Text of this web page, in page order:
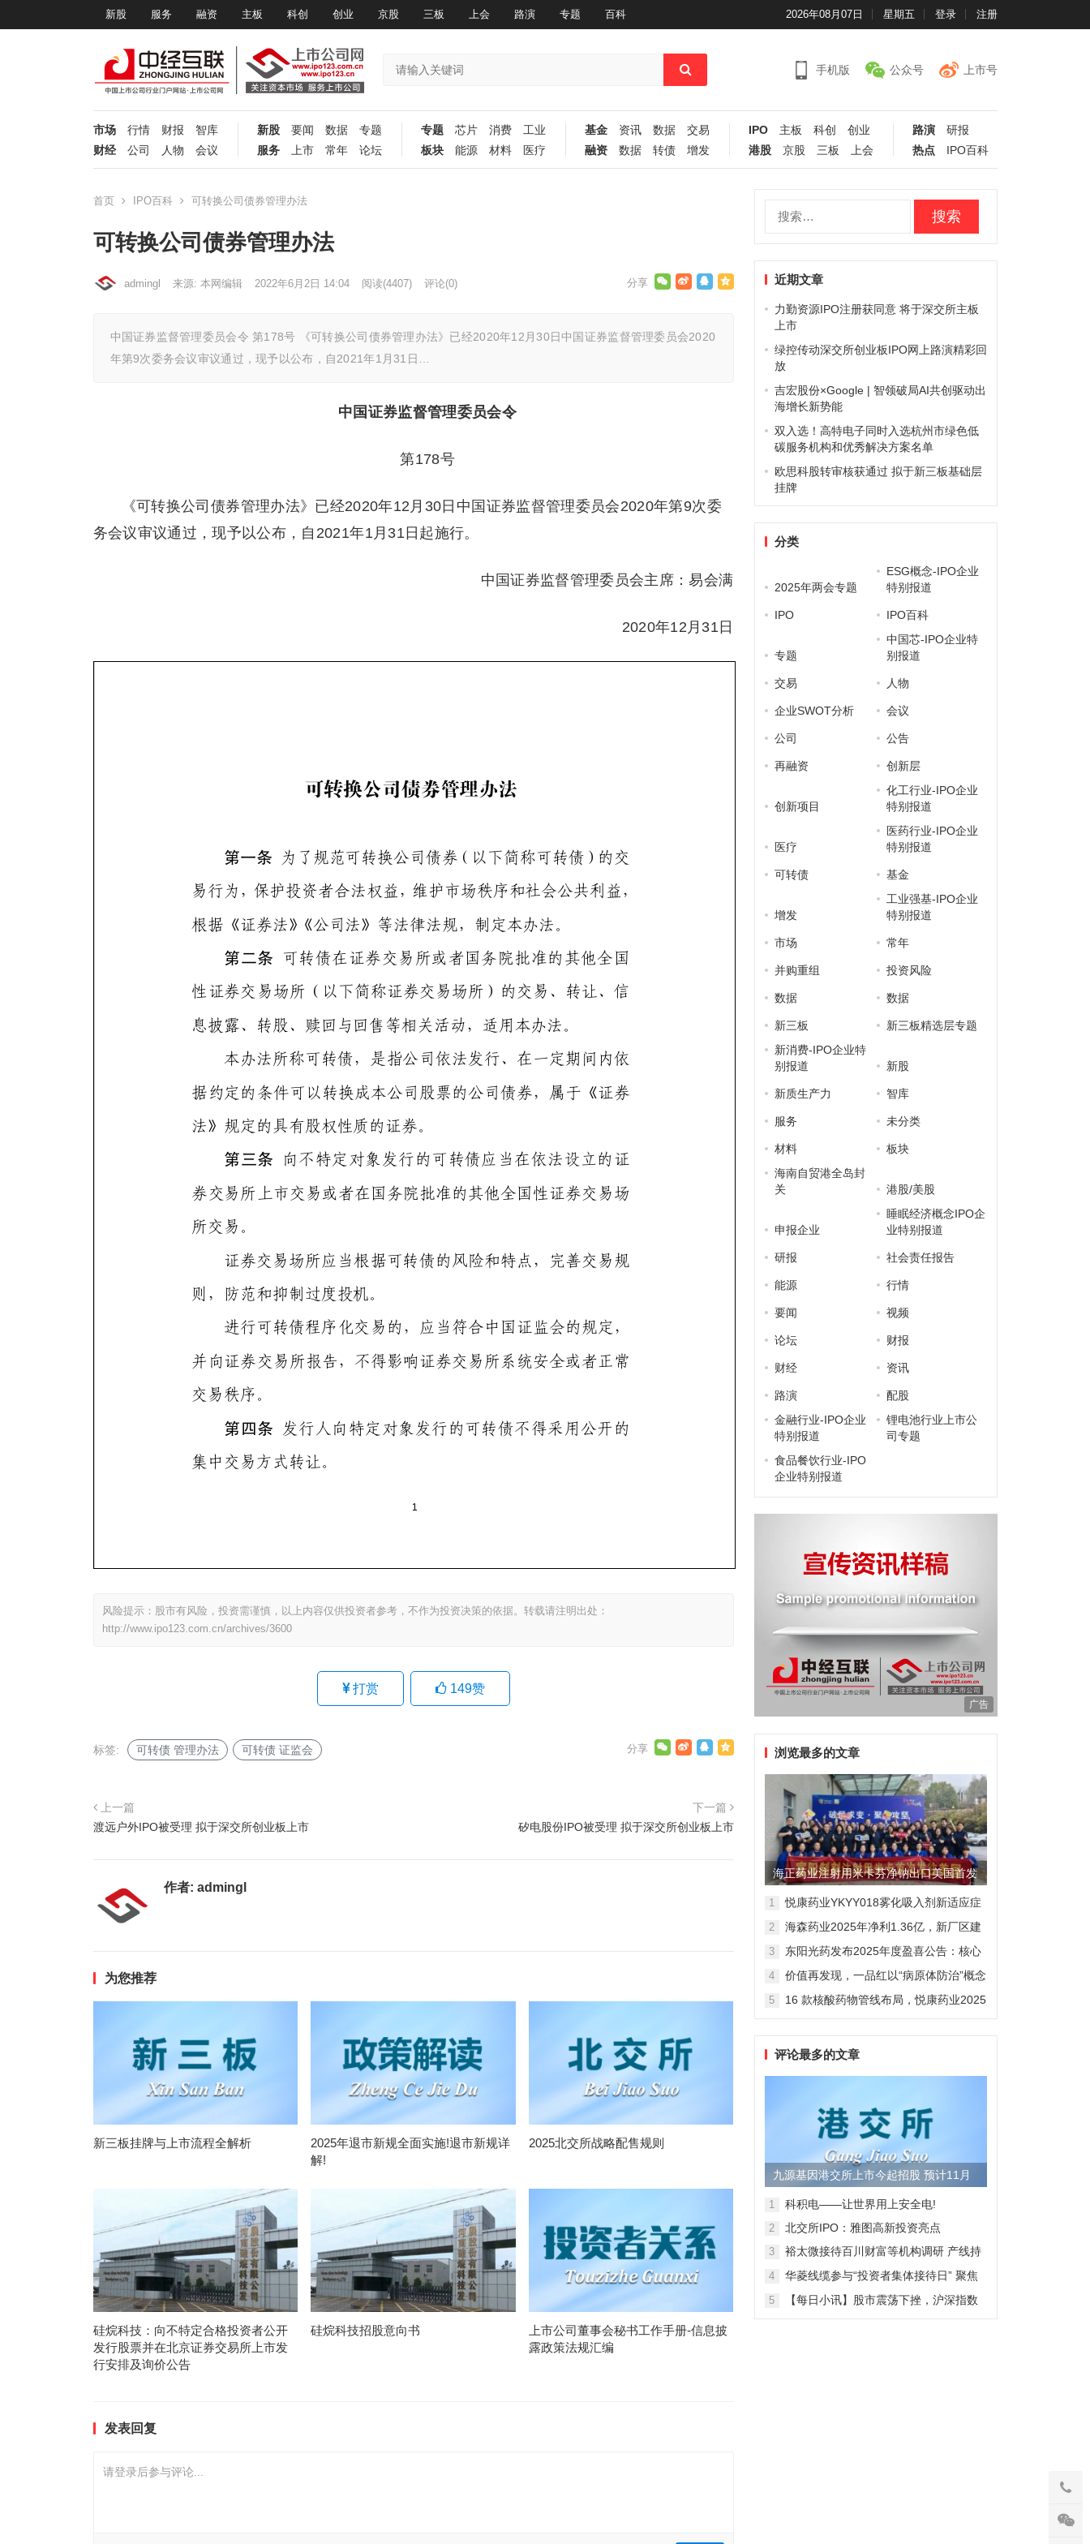
新股 服务 融资 主板 科创 创业 京股 三板 上会 路演 专题 百科 2026年08月07日 星期五 登录 注册
手机版 公众号 上市号
市场 行情 财报
智库
财经
公司 人物 会议
新股 要闻 数据
专题
服务
上市 常年 论坛
专题 芯片 消费
工业
板块
能源 材料 医疗
基金 资讯 数据
交易
融资
数据 转债 增发
IPO 主板 科创
创业
港股
京股 三板 上会
路演
研报
热点
IPO百科
首页 IPO百科 可转换公司债券管理办法
可转换公司债券管理办法
admingl 来源: 本网编辑 2022年6月2日 14:04 阅读(4407) 评论(0)
中国证券监督管理委员会令 第178号 《可转换公司债券管理办法》已经2020年12月30日中国证券监督管理委员会2020
年第9次委务会议审议通过，现予以公布，自2021年1月31日…
中国证券监督管理委员会令
第178号
《可转换公司债券管理办法》已经2020年12月30日中国证券监督管理委员会2020年第9次委
务会议审议通过，现予以公布，自2021年1月31日起施行。
中国证券监督管理委员会主席：易会满
2020年12月31日
风险提示：股市有风险，投资需谨慎，以上内容仅供投资者参考，不作为投资决策的依据。转载请注明出处：
http://www.ipo123.com.cn/archives/3600
打赏 149赞
标签: 可转债 管理办法 可转债 证监会
上一篇
渡远户外IPO被受理 拟于深交所创业板上市
下一篇
矽电股份IPO被受理 拟于深交所创业板上市
作者: admingl
为您推荐
新三板挂牌与上市流程全解析
2025年退市新规全面实施!退市新规详
解!
2025北交所战略配售规则
硅烷科技：向不特定合格投资者公开
发行股票并在北京证券交易所上市发
行安排及询价公告
硅烷科技招股意向书
上市公司董事会秘书工作手册-信息披
露政策法规汇编
发表回复
请登录后参与评论...
近期文章
力勤资源IPO注册获同意 将于深交所主板
上市
绿控传动深交所创业板IPO网上路演精彩回
放
吉宏股份×Google | 智领破局AI共创驱动出
海增长新势能
双入选！高特电子同时入选杭州市绿色低
碳服务机构和优秀解决方案名单
欧思科股转审核获通过 拟于新三板基础层
挂牌
分类
2025年两会专题
ESG概念-IPO企业
特别报道
IPO IPO百科
专题
中国芯-IPO企业特
别报道
交易 人物
企业SWOT分析 会议
公司 公告
再融资 创新层
创新项目
化工行业-IPO企业
特别报道
医疗
医药行业-IPO企业
特别报道
可转债 基金
增发
工业强基-IPO企业
特别报道
市场 常年
并购重组 投资风险
数据 数据
新三板
新三板精选层专题
新消费-IPO企业特
别报道
新股
新质生产力 智库
服务 未分类
材料
板块
海南自贸港全岛封
关
港股/美股
申报企业
睡眠经济概念IPO企
业特别报道
研报 社会责任报告
能源 行情
要闻 视频
论坛 财报
财经 资讯
路演
配股
金融行业-IPO企业
特别报道
锂电池行业上市公
司专题
食品餐饮行业-IPO
企业特别报道
广告
浏览最多的文章
海正药业注射用米卡芬净钠出口美国首发
制剂全球化迈出关键一步
1
悦康药业YKYY018雾化吸入剂新适应症
感染防治
2
海森药业2025年净利1.36亿，新厂区建
3
东阳光药发布2025年度盈喜公告：核心
维度
4
价值再发现，一品红以“病原体防治”概念
5
16 款核酸药物管线布局，悦康药业2025
评论最多的文章
九源基因港交所上市今起招股 预计11月
28日上市
1 科积电——让世界用上安全电!
2 北交所IPO：雅图高新投资亮点
3
裕太微接待百川财富等机构调研 产线持
4
华菱线缆参与“投资者集体接待日” 聚焦
5
【每日小讯】股市震荡下挫，沪深指数